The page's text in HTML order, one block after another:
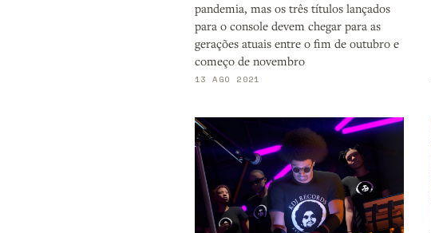
pandemia, mas os três títulos lançados
para o console devem chegar para as
gerações atuais entre o fim de outubro e
começo de novembro
13 AGO 2021